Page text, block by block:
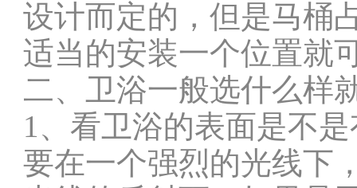
设计而定的，但是马桶
适当的安装一个位置就
二、卫浴一般选什么样
1、看卫浴的表面是不
要在一个强烈的光线下